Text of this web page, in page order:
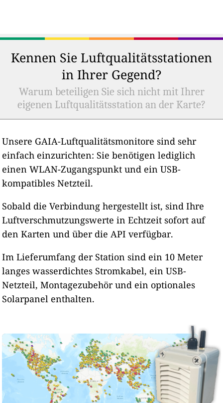
Kennen Sie Luftqualitätsstationen
in Ihrer Gegend?
Warum beteiligen Sie sich nicht mit Ihrer
eigenen Luftqualitätsstation an der Karte?
Unsere GAIA-Luftqualitätsmonitore sind sehr
einfach einzurichten: Sie benötigen lediglich
einen WLAN-Zugangspunkt und ein USB-
kompatibles Netzteil.
Sobald die Verbindung hergestellt ist, sind Ihre
Luftverschmutzungswerte in Echtzeit sofort auf
den Karten und über die API verfügbar.
Im Lieferumfang der Station sind ein 10 Meter
langes wasserdichtes Stromkabel, ein USB-
Netzteil, Montagezubehör und ein optionales
Solarpanel enthalten.